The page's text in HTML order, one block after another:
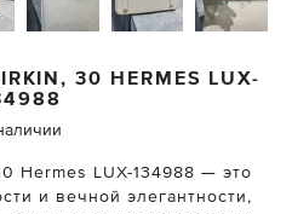
30 HERMES LUX-
Hermes LUX-134988 — это
и вечной элегантности,